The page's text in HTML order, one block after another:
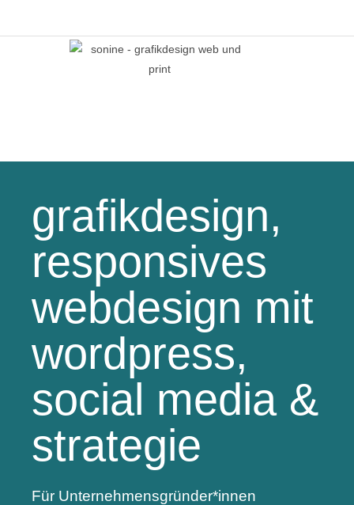
grafikdesign,
responsives
webdesign mit
wordpress,
social media &
strategie
Für Unternehmensgründer*innen